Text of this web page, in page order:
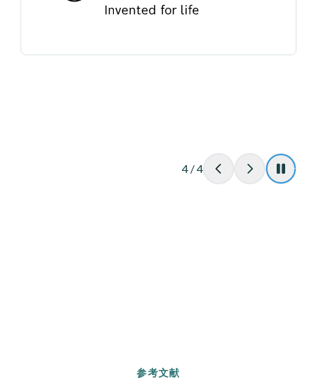
4 /4
参考文献